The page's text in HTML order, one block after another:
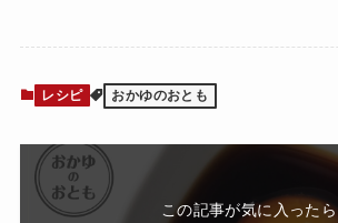
レシピ おかゆのおとも
この記事が気に入ったら